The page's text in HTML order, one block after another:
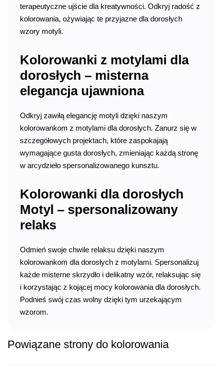
terapeutyczne ujście dla kreatywności. Odkryj radość z
kolorowania, ożywiając te przyjazne dla dorosłych
wzory motyli.
Kolorowanki z motylami dla
dorosłych – misterna
elegancja ujawniona
Odkryj zawiłą elegancję motyli dzięki naszym
kolorowankom z motylami dla dorosłych. Zanurz się w
szczegółowych projektach, które zaspokajają
wymagające gusta dorosłych, zmieniając każdą stronę
w arcydzieło spersonalizowanego kunsztu.
Kolorowanki dla dorosłych
Motyl – spersonalizowany
relaks
Odmień swoje chwile relaksu dzięki naszym
kolorowankom dla dorosłych z motylami. Spersonalizuj
każde misterne skrzydło i delikatny wzór, relaksując się
i korzystając z kojącej mocy kolorowania dla dorosłych.
Podnieś swój czas wolny dzięki tym urzekającym
wzorom.
Powiązane strony do kolorowania